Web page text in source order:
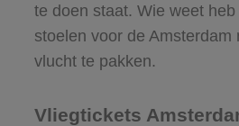
te doen staat. Wie weet
stoelen voor de Amsterdam
vlucht te pakken.
Vliegtickets